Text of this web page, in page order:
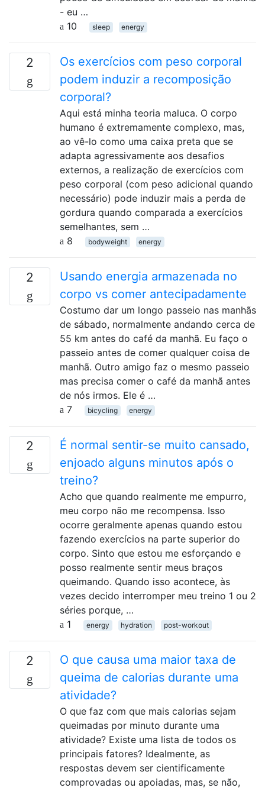
- eu …
10
sleep energy
2
Os exercícios com peso corporal
podem induzir a recomposição
corporal?
Aqui está minha teoria maluca. O corpo
humano é extremamente complexo, mas,
ao vê-lo como uma caixa preta que se
adapta agressivamente aos desafios
externos, a realização de exercícios com
peso corporal (com peso adicional quando
necessário) pode induzir mais a perda de
gordura quando comparada a exercícios
semelhantes, sem …
8
bodyweight energy
2
Usando energia armazenada no
corpo vs comer antecipadamente
Costumo dar um longo passeio nas manhãs
de sábado, normalmente andando cerca de
55 km antes do café da manhã. Eu faço o
passeio antes de comer qualquer coisa de
manhã. Outro amigo faz o mesmo passeio
mas precisa comer o café da manhã antes
de nós irmos. Ele é …
7
bicycling energy
2
É normal sentir-se muito cansado,
enjoado alguns minutos após o
treino?
Acho que quando realmente me empurro,
meu corpo não me recompensa. Isso
ocorre geralmente apenas quando estou
fazendo exercícios na parte superior do
corpo. Sinto que estou me esforçando e
posso realmente sentir meus braços
queimando. Quando isso acontece, às
vezes decido interromper meu treino 1 ou 2
séries porque, …
1
energy hydration post-workout
2
O que causa uma maior taxa de
queima de calorias durante uma
atividade?
O que faz com que mais calorias sejam
queimadas por minuto durante uma
atividade? Existe uma lista de todos os
principais fatores? Idealmente, as
respostas devem ser cientificamente
comprovadas ou apoiadas, mas, se não,